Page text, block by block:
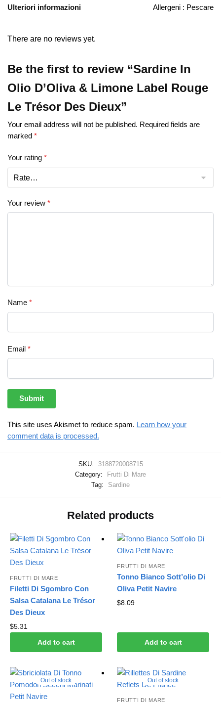
Ulteriori informazioni Allergeni : Pescare
There are no reviews yet.
Be the first to review “Sardine In
Olio D’Oliva & Limone Label Rouge
Le Trésor Des Dieux”
Your email address will not be published. Required fields are
marked *
Your rating *
Your review *
Name *
Email *
This site uses Akismet to reduce spam. Learn how your
comment data is processed.
SKU:
3188720008715
Category:
Frutti Di Mare
Tag:
Sardine
Related products
FRUTTI DI MARE
Filetti Di Sgombro Con
Salsa Catalana Le Trésor
Des Dieux
$5.31
Add to cart
FRUTTI DI MARE
Tonno Bianco Sott’olio Di
Oliva Petit Navire
$8.09
Add to cart
Out of stock Out of stock
FRUTTI DI MARE